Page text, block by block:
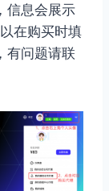
息会展示
在购买时填
有问题请联